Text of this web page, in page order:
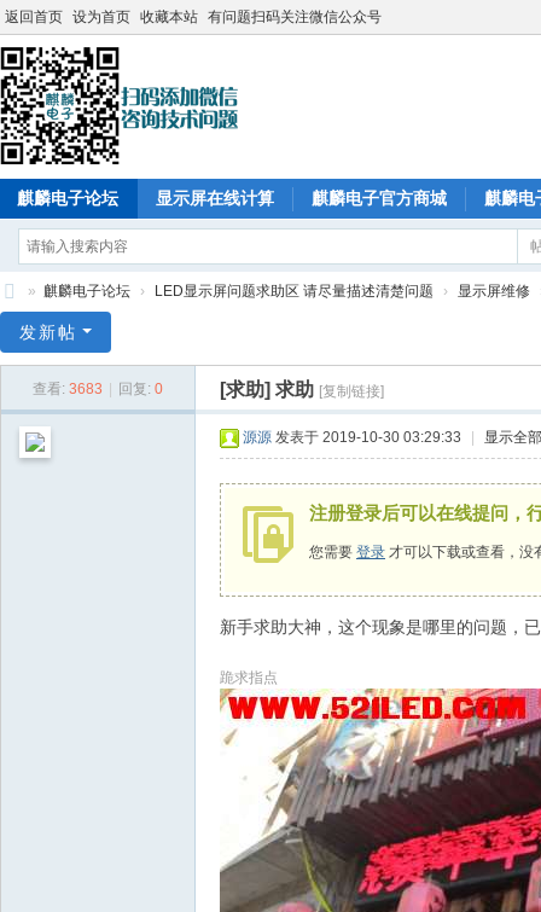
返回首页 设为首页 收藏本站 有问题扫码关注微信公众号
麒麟电子论坛 显示屏在线计算 麒麟电子官方商城 麒麟电
麟
» 麒麟电子论坛 › LED显示屏问题求助区 请尽量描述清楚问题 › 显示屏维修
发新帖
查看: 3683 回复: 0 [求助] 求助 [复制链接]
源源 发表于 2019-10-30 03:29:33 显示全
注册登录后可以在线提问，
您需要 登录 才可以下载或查看，没
新手求助大神，这个现象是哪里的问题，
跪求指点